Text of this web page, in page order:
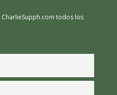
CharlieSupph.com todos los